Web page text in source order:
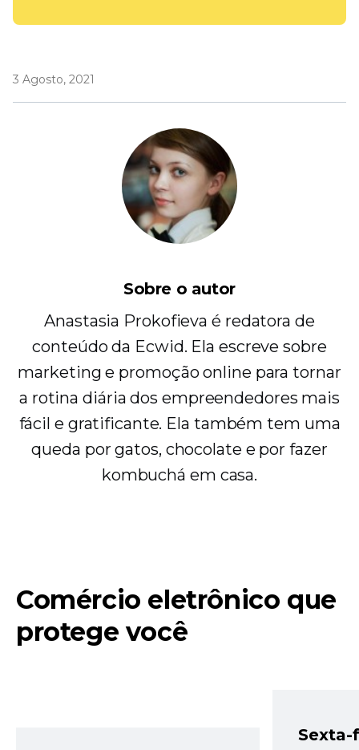
3 Agosto, 2021
Sobre o autor
Anastasia Prokofieva é redatora de
conteúdo da Ecwid. Ela escreve sobre
marketing e promoção online para tornar
a rotina diária dos empreendedores mais
fácil e gratificante. Ela também tem uma
queda por gatos, chocolate e por fazer
kombuchá em casa.
Comércio eletrônico que
protege você
Sexta-